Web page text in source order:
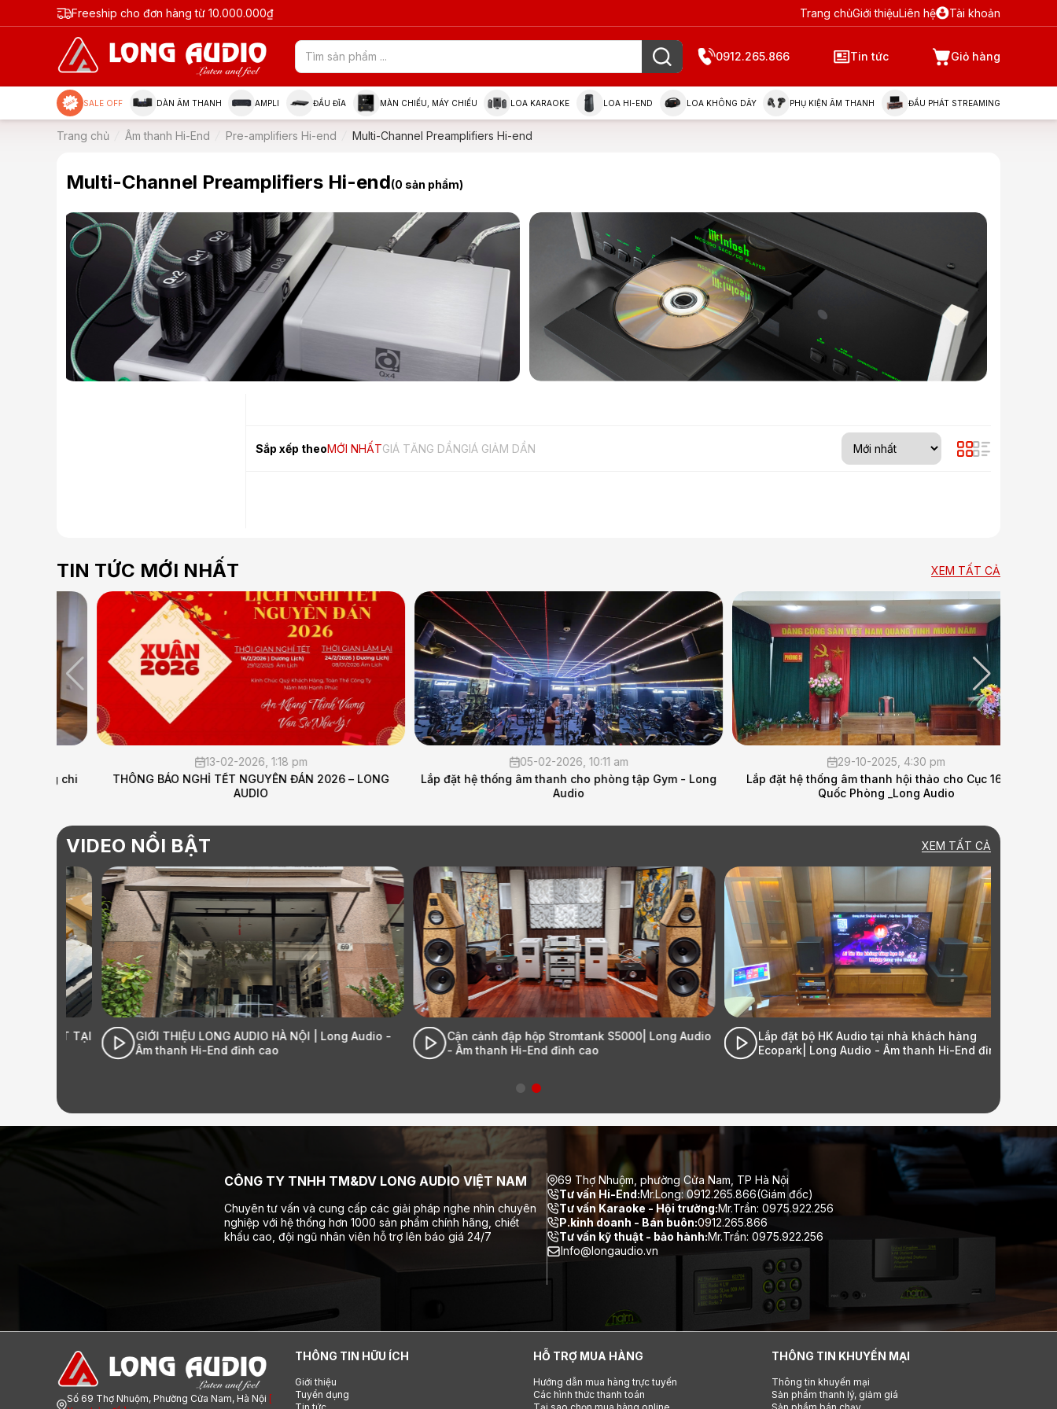
Freeship cho đơn hàng từ 10.000.000₫ Trang chủGiới thiệuLiên hệ Tài khoản
0912.265.866 Tin tức Giỏ hàng
SALE OFF DÀN ÂM THANH AMPLI ĐẦU ĐĨA MÀN CHIẾU, MÁY CHIẾU LOA KARAOKE LOA HI-END LOA KHÔNG DÂY PHỤ KIỆN ÂM THANH ĐẦU PHÁT STREAMING
Trang chủ Âm thanh Hi-End Pre-amplifiers Hi-end Multi-Channel Preamplifiers Hi-end
Multi-Channel Preamplifiers Hi-end(0 sản phẩm)
Sắp xếp theoMỚI NHẤTGIÁ TĂNG DẦNGIÁ GIẢM DẦN
TIN TỨC MỚI NHẤT XEM TẤT CẢ
13-02-2026, 1:18 pm
THÔNG BÁO NGHỈ TẾT NGUYÊN ĐÁN 2026 – LONG
05-02-2026, 10:11 am
Lắp đặt hệ thống âm thanh cho phòng tập Gym - Long
29-10-2025, 4:30 pm
Lắp đặt hệ thống âm thanh hội thảo cho Cục 16 - Bộ
Quốc Phòng _Long Audio
VIDEO NỔI BẬT XEM TẤT CẢ
GIỚI THIỆU LONG AUDIO HÀ NỘI | Long Audio -
Âm thanh Hi-End đỉnh cao
Cận cảnh đập hộp Stromtank S5000| Long Audio
- Âm thanh Hi-End đỉnh cao
Lắp đặt bộ HK Audio tại nhà khách hàng
Ecopark| Long Audio - Âm thanh Hi-End đỉnh cao
CÔNG TY TNHH TM&DV LONG AUDIO VIỆT NAM
Chuyên tư vấn và cung cấp các giải pháp nghe nhìn chuyên
nghiệp với hệ thống hơn 1000 sản phẩm chính hãng, chiết
khấu cao, đội ngũ nhân viên hỗ trợ lên báo giá 24/7
69 Thợ Nhuộm, phường Cửa Nam, TP Hà Nội
Tư vấn Hi-End:Mr.Long: 0912.265.866(Giám đốc)
Tư vấn Karaoke - Hội trường:Mr.Trần: 0975.922.256
P.kinh doanh - Bán buôn:0912.265.866
Tư vấn kỹ thuật - bảo hành:Mr.Trần: 0975.922.256
Info@longaudio.vn
Số 69 Thợ Nhuộm, Phường Cửa Nam, Hà Nội [
THÔNG TIN HỮU ÍCH
Giới thiệu
Tuyển dụng
HỖ TRỢ MUA HÀNG
Hướng dẫn mua hàng trực tuyến
Các hình thức thanh toán
THÔNG TIN KHUYẾN MẠI
Thông tin khuyến mại
Sản phẩm thanh lý, giảm giá